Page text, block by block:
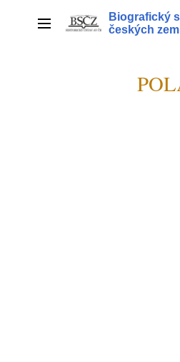
Hlavní menu
Biografický
českých